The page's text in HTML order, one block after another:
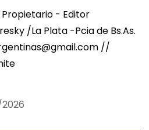
- Editor
/La Plata -Pcia de Bs.As.
//